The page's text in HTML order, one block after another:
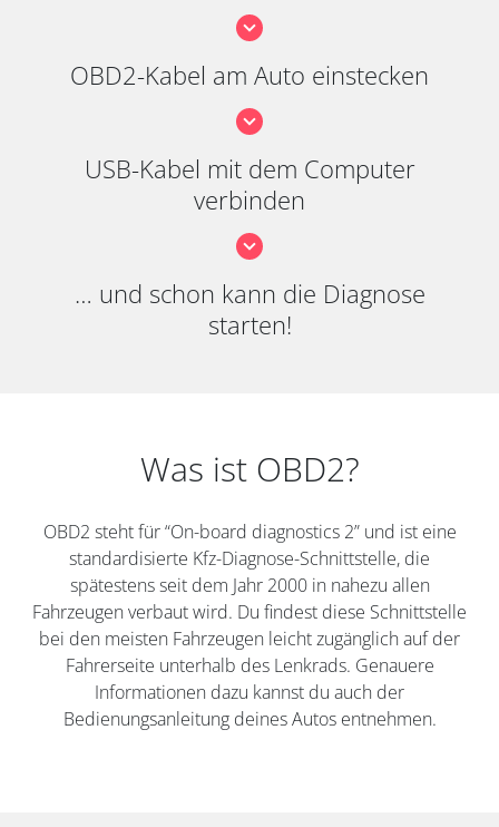
OBD2-Kabel am Auto einstecken
USB-Kabel mit dem Computer
verbinden
… und schon kann die Diagnose
starten!
Was ist OBD2?
OBD2 steht für “On-board diagnostics 2” und ist eine
standardisierte Kfz-Diagnose-Schnittstelle, die
spätestens seit dem Jahr 2000 in nahezu allen
Fahrzeugen verbaut wird. Du findest diese Schnittstelle
bei den meisten Fahrzeugen leicht zugänglich auf der
Fahrerseite unterhalb des Lenkrads. Genauere
Informationen dazu kannst du auch der
Bedienungsanleitung deines Autos entnehmen.